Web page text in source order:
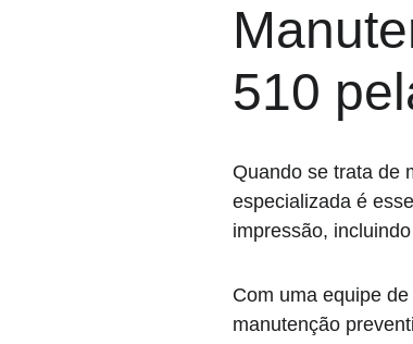
510
Quando se trata de
especializada é
impressão,
Com uma equipe
manutenção